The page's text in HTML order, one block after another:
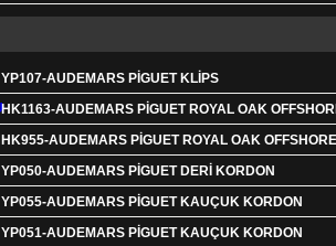
YP107-AUDEMARS PİGUET KLİPS
HK1163-AUDEMARS PİGUET ROYAL OAK
HK955-AUDEMARS PİGUET ROYAL OAK
YP050-AUDEMARS PİGUET DERİ KORDON
YP055-AUDEMARS PİGUET KAUÇUK KORDON
YP051-AUDEMARS PİGUET KAUÇUK KORDON